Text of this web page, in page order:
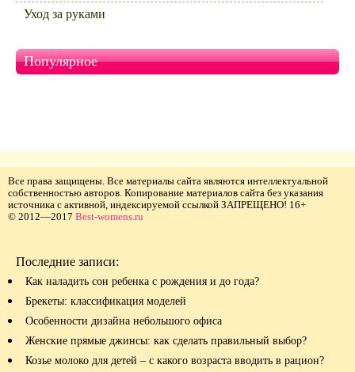
Уход за руками
Популярное
Все права защищены. Все материалы сайта являются интеллектуальной
собственностью авторов. Копирование материалов сайта без указания
источника с активной, индексируемой ссылкой ЗАПРЕЩЕНО! 16+
© 2012—2017 Best-womens.ru
Последние записи:
Как наладить сон ребенка с рождения и до года?
Брекеты: классификация моделей
Особенности дизайна небольшого офиса
Женские прямые джинсы: как сделать правильный выбор?
Козье молоко для детей – с какого возраста вводить в рацион?